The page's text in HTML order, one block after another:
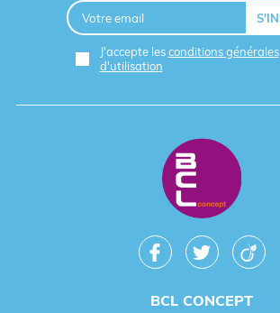
J'accepte lesconditions générales
d'utilisation
BCL CONCEPT